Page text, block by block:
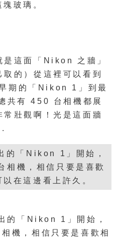
玻璃。
是這面「Nikon 之牆」
的）從這裡可以看到
期的「Nikon 1」到最
共有 450 台相機都展
壯觀啊！光是這面牆
的「Nikon 1」開始，
機，相信只要是喜歡相